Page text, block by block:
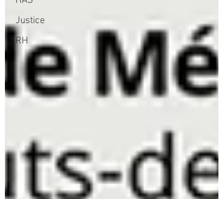
Justice
RH